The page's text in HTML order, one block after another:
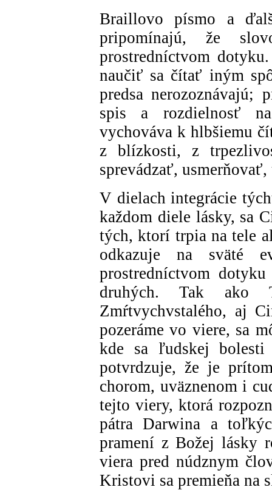
Braillovo písmo a
pripomínajú, že
prostredníctvom
naučiť sa čítať iným
predsa nerozoznávajú;
spis a rozdielnosť
vychováva k hlbšiemu
z blízkosti, z
sprevádzať,
V dielach integrácie
každom diele lásky, sa
tých, ktorí trpia na tele
odkazuje na sväté
prostredníctvom
druhých. Tak ako
Zmŕtvychvstalého, aj
pozeráme vo viere, sa
kde sa ľudskej bolesti
potvrdzuje, že je
chorom, uväznenom i
tejto viery, ktorá
pátra Darwina a
pramení z Božej lásky
viera pred núdznym
Kristovi sa premieňa na